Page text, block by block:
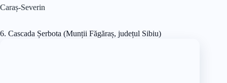
Caraș-Severin
6. Cascada Șerbota (Munții Făgăraș, județul Sibiu)